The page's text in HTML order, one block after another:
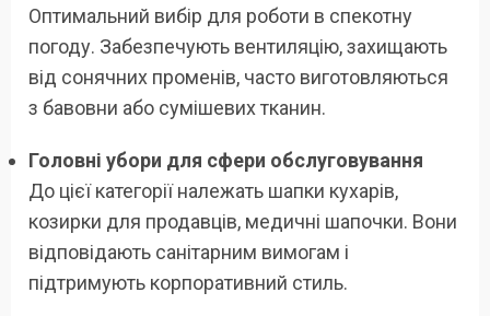
Оптимальний вибір для роботи в спекотну
погоду. Забезпечують вентиляцію, захищають
від сонячних променів, часто виготовляються
з бавовни або сумішевих тканин.
Головні убори для сфери обслуговування
До цієї категорії належать шапки кухарів,
козирки для продавців, медичні шапочки. Вони
відповідають санітарним вимогам і
підтримують корпоративний стиль.